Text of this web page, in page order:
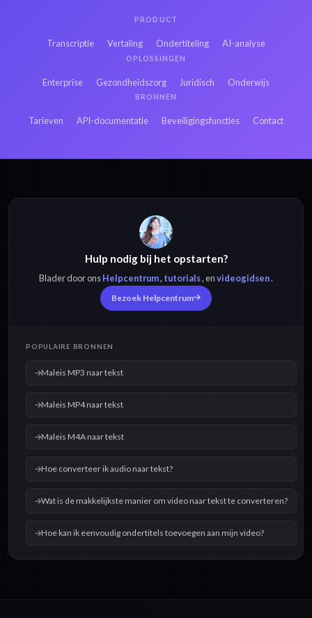
PRODUCT
Transcriptie Vertaling Ondertiteling AI-analyse
OPLOSSINGEN
Enterprise Gezondheidszorg Juridisch Onderwijs
BRONNEN
Tarieven API-documentatie Beveiligingsfuncties Contact
Hulp nodig bij het opstarten?
Blader door onsHelpcentrum, tutorials, envideogidsen.
Bezoek Helpcentrum
POPULAIRE BRONNEN
Maleis MP3 naar tekst
Maleis MP4 naar tekst
Maleis M4A naar tekst
Hoe converteer ik audio naar tekst?
Wat is de makkelijkste manier om video naar tekst te converteren?
Hoe kan ik eenvoudig ondertitels toevoegen aan mijn video?